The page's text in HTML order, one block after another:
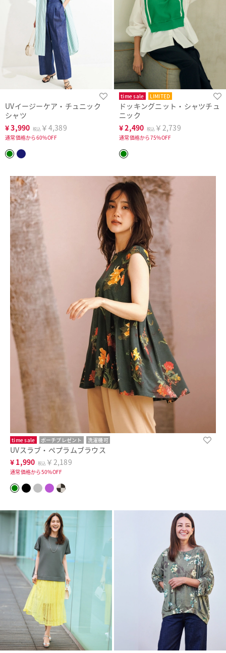
UVイージーケア・チュニック
シャツ
¥3,990 税込 ￥4,389
通常価格から60%OFF
time sale LIMITED
ドッキングニット・シャツチュ
ニック
¥2,490 税込 ￥2,739
通常価格から75%OFF
time sale ポーチプレゼント 洗濯機可
UVスラブ・ペプラムブラウス
¥ 1,990 税込 ￥2,189
通常価格から50%OFF